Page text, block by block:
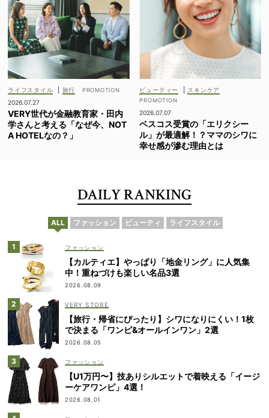
ライフスタイル
旅行
2026.07.27
VERY世代が金融教育家・田内
学さんと考える「なぜ今、NOT
A HOTELなの？」
ビューティー スキンケア
2026.07.07
ベスコス受賞の「エリクシー
ル」が最適解！？ママのシワに
幸せ感が滲む理由とは
DAILY RANKING
ALL ファッション ビューティ ライフスタイル
ファッション
【カルティエ】やっぱり「地金リング」に人気集
中！重ねづけも楽しい名品3選
2026.08.09
VERY STORE
【旅行・帰省にぴったり】シワになりにくい！1枚
で決まる「ワンピ&オールインワン」2選
2026.08.05
ファッション
【U1万円〜】技ありシルエットで着映える「イージ
ーケアワンピ」4選！
2026.08.01